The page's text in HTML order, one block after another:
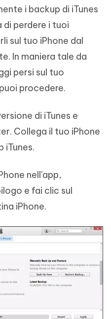
i backup di iTunes
perdere i tuoi
sul tuo iPhone dal
In maniera tale da
persi sul tuo
procedere.
di iTunes e
Collega il tuo iPhone
iTunes.
nell'app,
e fai clic sul
iPhone.